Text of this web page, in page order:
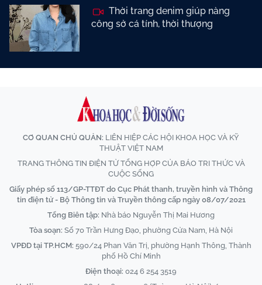
Thời trang denim giúp nàng
công sở cá tính, thời thượng
CƠ QUAN CHỦ QUẢN: LIÊN HIỆP CÁC HỘI KHOA HỌC VÀ KỸ
THUẬT VIỆT NAM
TRANG THÔNG TIN ĐIỆN TỬ TỔNG HỢP CỦA BÁO TRI THỨC VÀ
CUỘC SỐNG
Giấy phép số 113/GP-TTĐT do Cục Phát thanh, truyền hình và Thông
tin điện tử - Bộ Thông tin và Truyền thông cấp ngày 08/07/2021
Tổng Biên tập: Nhà báo Nguyễn Thị Mai Hương
Tòa soạn: Số 70 Trần Hưng Đạo, phường Cửa Nam, Hà Nội
VPĐD tại TP.HCM: 590/24 Phan Văn Trị, phường Hạnh Thông, Thành
phố Hồ Chí Minh
Điện thoại: 024 6 254 3519